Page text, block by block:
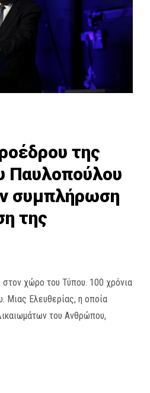
της
Παυλοπούλου
συμπλήρωση
της
χώρο του Τύπου. 100 χρόνια
Μιας Ελευθερίας, η οποία
του Ανθρώπου,